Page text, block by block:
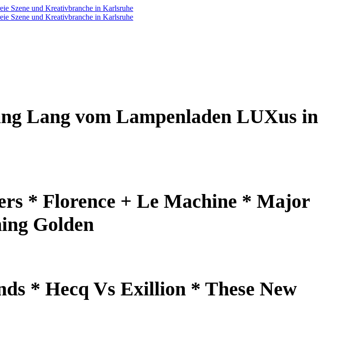
Lang vom Lampenladen LUXus in
* Florence + Le Machine * Major
Golden
* Hecq Vs Exillion * These New